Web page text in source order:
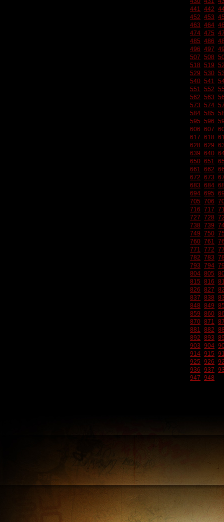
441 442
452 453
463 464
474 475
485 486
496 497
507 508
518 519
529 530
540 541
551 552
562 563
573 574
584 585
595 596
606 607
617 618
628 629
639 640
650 651
661 662
672 673
683 684
694 695
705 706
716 717
727 728
738 739
749 750
760 761
771 772
782 783
793 794
804 805
815 816
826 827
837 838
848 849
859 860
870 871
881 882
892 893
903 904
914 915
925 926
936 937
947 948